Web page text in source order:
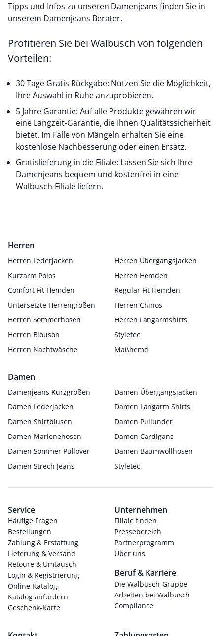
Tipps und Infos zu unseren Damenjeans finden Sie in
unserem Damenjeans Berater.
Profitieren Sie bei Walbusch von folgenden
Vorteilen:
30 Tage Gratis Rückgabe: Nutzen Sie die Möglichkeit,
Ihre Auswahl in Ruhe anzuprobieren.
5 Jahre Garantie: Auf alle Produkte gewähren wir
eine Langzeit-Garantie, die Ihnen Qualitätssicherheit
bietet. Im Falle von Mängeln erhalten Sie eine
kostenlose Nachbesserung oder einen Ersatz.
Gratislieferung in die Filiale: Lassen Sie sich Ihre
Damenjeans bequem und kostenfrei in eine
Walbusch-Filiale liefern.
Herren
Herren Lederjacken
Herren Übergangsjacken
Kurzarm Polos
Herren Hemden
Comfort Fit Hemden
Regular Fit Hemden
Untersetzte Herrengrößen
Herren Chinos
Herren Sommerhosen
Herren Langarmshirts
Herren Blouson
Styletec
Herren Nachtwäsche
Maßhemd
Damen
Damenjeans Kurzgrößen
Damen Übergangsjacken
Damen Lederjacken
Damen Langarm Shirts
Damen Shirtblusen
Damen Pullunder
Damen Marlenehosen
Damen Cardigans
Damen Sommer Pullover
Damen Baumwollhosen
Damen Strech Jeans
Styletec
Service
Häufige Fragen
Bestellungen
Zahlung & Erstattung
Lieferung & Versand
Retoure & Umtausch
Login & Registrierung
Online-Katalog
Katalog anfordern
Geschenk-Karte
Unternehmen
Filiale finden
Pressebereich
Partnerprogramm
Über uns
Beruf & Karriere
Die Walbusch-Gruppe
Arbeiten bei Walbusch
Compliance